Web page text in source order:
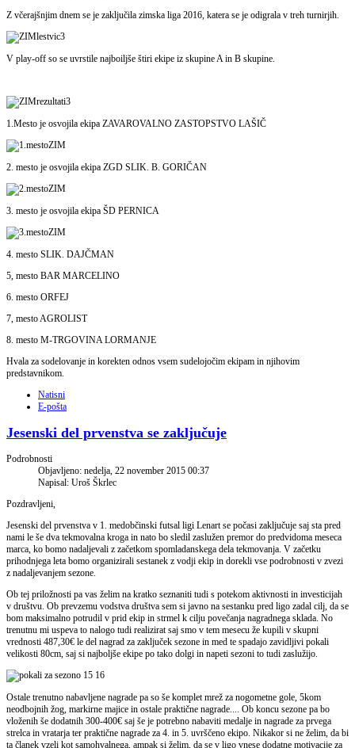
Z včerajšnjim dnem se je zaključila zimska liga 2016, katera se je odigrala v treh turnirjih.
V play-off so se uvrstile najboiljše štiri ekipe iz skupine A in B skupine.
1.Mesto je osvojila ekipa ZAVAROVALNO ZASTOPSTVO LAŠIČ
2. mesto je osvojila ekipa ZGD SLIK. B. GORIČAN
3. mesto je osvojila ekipa ŠD PERNICA
4. mesto SLIK. DAJČMAN
5, mesto BAR MARCELINO
6. mesto ORFEJ
7, mesto AGROLIST
8. mesto M-TRGOVINA LORMANJE
Hvala za sodelovanje in korekten odnos vsem sudelojočim ekipam in njihovim
predstavnikom.
Natisni
E-pošta
Jesenski del prvenstva se zaključuje
Podrobnosti
Objavljeno: nedelja, 22 november 2015 00:37
Napisal: Uroš Škrlec
Pozdravljeni,
Jesenski del prvenstva v 1. medobčinski futsal ligi Lenart se počasi zaključuje saj sta pred
nami le še dva tekmovalna kroga in nato bo sledil zaslužen premor do predvidoma meseca
marca, ko bomo nadaljevali z začetkom spomladanskega dela tekmovanja. V začetku
prihodnjega leta bomo organizirali sestanek z vodji ekip in dorekli vse podrobnosti v zvezi
z nadaljevanjem sezone.
Ob tej priložnosti pa vas želim na kratko seznaniti tudi s potekom aktivnosti in investicijah
v društvu. Ob prevzemu vodstva društva sem si javno na sestanku pred ligo zadal cilj, da se
bom maksimalno potrudil v prid ekip in strmel k cilju povečanja nagradnega sklada. No
trenutnu mi uspeva to nalogo tudi realizirat saj smo v tem mesecu že kupili v skupni
vrednosti 487,30€ le del nagrad za zaključek sezone in med te spadajo zavidljivi pokali
velikosti 80cm, saj si najboljše ekipe po tako dolgi in napeti sezoni to tudi zaslužijo.
Ostale trenutno nabavljene nagrade pa so še komplet mrež za nogometne gole, 5kom
neodbojnih žog, markirne majice in ostale praktične nagrade.... Ob koncu sezone pa bo
vloženih še dodatnih 300-400€ saj še je potrebno nabaviti medalje in nagrade za prvega
strelca in vratarja ter praktične nagrade za 4. in 5. uvrščeno ekipo. Nikakor si ne želim, da bi
ta članek vzeli kot samohvalnega, ampak si želim, da se v ligo vnese dodatne motivacije za